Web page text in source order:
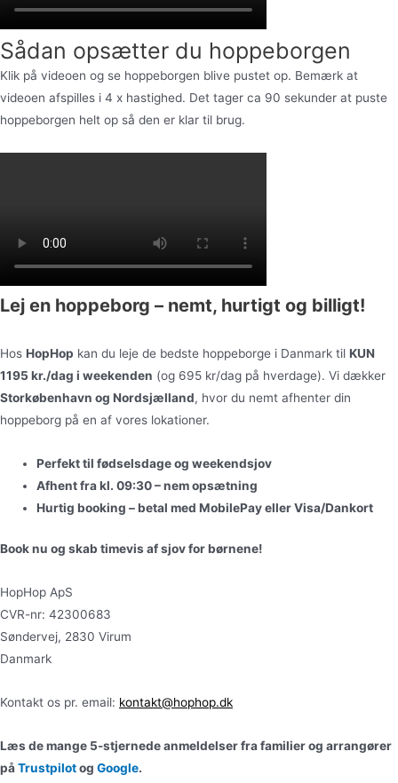
Sådan opsætter du hoppeborgen
Klik på videoen og se hoppeborgen blive pustet op. Bemærk at
videoen afspilles i 4 x hastighed. Det tager ca 90 sekunder at puste
hoppeborgen helt op så den er klar til brug.
Lej en hoppeborg – nemt, hurtigt og billigt!
Hos HopHop kan du leje de bedste hoppeborge i Danmark til KUN
1195 kr./dag i weekenden (og 695 kr/dag på hverdage). Vi dækker
Storkøbenhavn og Nordsjælland, hvor du nemt afhenter din
hoppeborg på en af vores lokationer.
Perfekt til fødselsdage og weekendsjov
Afhent fra kl. 09:30 – nem opsætning
Hurtig booking – betal med MobilePay eller Visa/Dankort
Book nu og skab timevis af sjov for børnene!
HopHop ApS
CVR-nr: 42300683
Søndervej, 2830 Virum
Danmark
Kontakt os pr. email: kontakt@hophop.dk
Læs de mange 5-stjernede anmeldelser fra familier og arrangører
påTrustpilotog Google.